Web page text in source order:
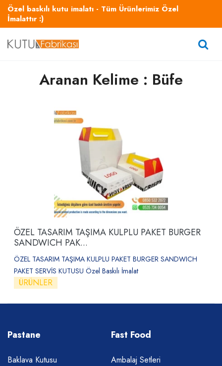
Özel baskılı kutu imalatı - Tüm Ürünlerimiz Özel
İmalattır :)
Aranan Kelime : Büfe
ÖZEL TASARIM TAŞIMA KULPLU PAKET BURGER
SANDWICH PAK...
ÖZEL TASARIM TAŞIMA KULPLU PAKET BURGER SANDWICH
PAKET SERVİS KUTUSU Özel Baskılı İmalat
ÜRÜNLER
Pastane
Baklava Kutusu
Fast Food
Ambalaj Setleri